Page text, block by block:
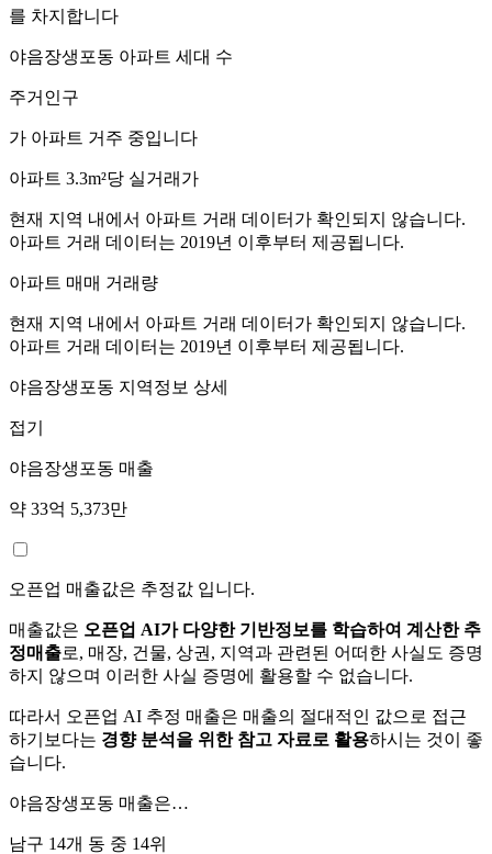
를 차지합니다
야음장생포동 아파트 세대 수
주거인구
가 아파트 거주 중입니다
아파트 3.3m²당 실거래가
현재 지역 내에서 아파트 거래 데이터가 확인되지 않습니다.
아파트 거래 데이터는 2019년 이후부터 제공됩니다.
아파트 매매 거래량
현재 지역 내에서 아파트 거래 데이터가 확인되지 않습니다.
아파트 거래 데이터는 2019년 이후부터 제공됩니다.
야음장생포동 지역정보 상세
접기
야음장생포동 매출
약 33억 5,373만
오픈업 매출값은 추정값 입니다.
매출값은 오픈업 AI가 다양한 기반정보를 학습하여 계산한 추
정매출로, 매장, 건물, 상권, 지역과 관련된 어떠한 사실도 증명
하지 않으며 이러한 사실 증명에 활용할 수 없습니다.
따라서 오픈업 AI 추정 매출은 매출의 절대적인 값으로 접근
하기보다는 경향 분석을 위한 참고 자료로 활용하시는 것이 좋
습니다.
야음장생포동 매출은…
남구 14개 동 중 14위